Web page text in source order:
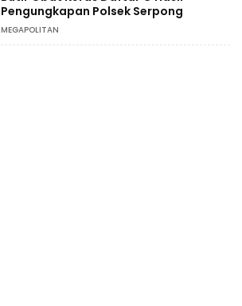
Pengungkapan Polsek Serpong
MEGAPOLITAN